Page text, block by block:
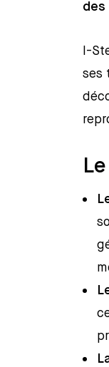
des
I-
ses